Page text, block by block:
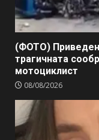
(ФОТО)
трагичната
мотоциклист
08/08/2026